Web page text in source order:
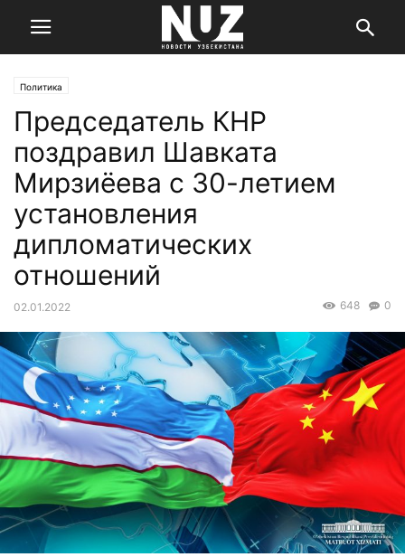
Политика
Председатель КНР
поздравил Шавката
Мирзиёева с 30-летием
установления
дипломатических
отношений
02.01.2022 0
648